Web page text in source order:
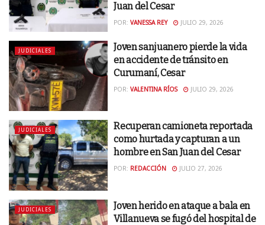
Juan del Cesar
POR: VANESSA REY JULIO 29, 2026
JUDICIALES
Joven sanjuanero pierde la vida
en accidente de tránsito en
Curumaní, Cesar
POR: VALENTINA RÍOS JULIO 29, 2026
JUDICIALES
Recuperan camioneta reportada
como hurtada y capturan a un
hombre en San Juan del Cesar
POR: REDACCIÓN JULIO 27, 2026
JUDICIALES
Joven herido en ataque a bala en
Villanueva se fugó del hospital de